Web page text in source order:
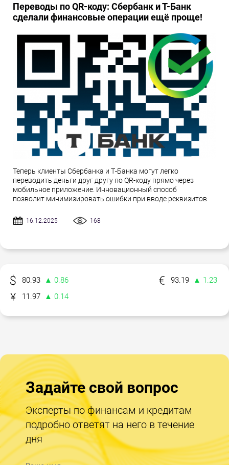
Переводы по QR-коду: Сбербанк и Т-Банк
сделали финансовые операции ещё проще!
Теперь клиенты Сбербанка и Т-Банка могут легко
переводить деньги друг другу по QR-коду прямо через
мобильное приложение. Инновационный способ
позволит минимизировать ошибки при вводе реквизитов
16.12.2025 168
80.93 ▲ 0.86 93.19
▲ 1.23
11.97
▲ 0.14
Задайте свой вопрос
Эксперты по финансам и кредитам
подробно ответят на него в течение
дня